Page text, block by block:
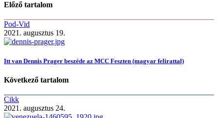
Előző tartalom
Pod-Vid
2021. augusztus 19.
Itt van Dennis Prager beszéde az MCC Feszten (magyar felirattal)
Következő tartalom
Cikk
2021. augusztus 24.